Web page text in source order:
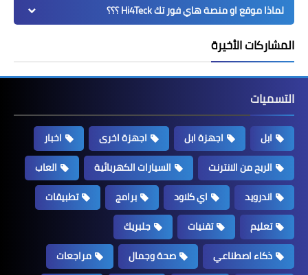
لماذا موقع او منصة هاي فور تك Hi4Teck ؟؟؟
المشاركات الأخيرة
التسميات
ابل اجهزة ابل اجهزة اخرى
اخبار
الربح من الانترنت
السيارات الكهربائية
العاب
اندرويد
اي كلاود برامج
تطبيقات
تعليم
تقنيات
جلبريك
ذكاء اصطناعي
صحة وجمال
مراجعات